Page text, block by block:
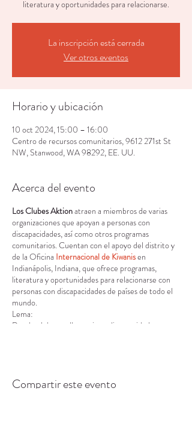
literatura y oportunidades para relacionarse.
La inscripción está cerrada
Ver otros eventos
Horario y ubicación
10 oct 2024, 15:00 – 16:00
Centro de recursos comunitarios, 9612 271st St
NW, Stanwood, WA 98292, EE. UU.
Acerca del evento
Los Clubes Aktionatraen a miembros de varias
organizaciones que apoyan a personas con
discapacidades, así como otros programas
comunitarios. Cuentan con el apoyo del distrito y
de la Oficina Internacional de Kiwanisen
Indianápolis, Indiana, que ofrece programas,
literatura y oportunidades para relacionarse con
personas con discapacidades de países de todo el
mundo.
Lema:
Donde el desarrollo no tiene discapacidad.
Brindar a los adultos que viven con discapacidades
Compartir este evento